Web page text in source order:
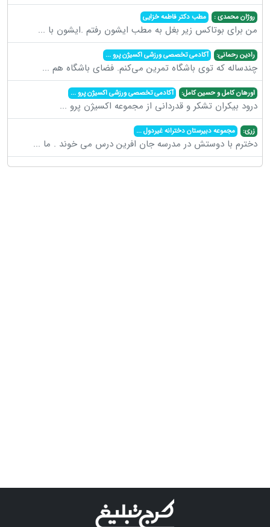
روژان محمدی : مطب دکتر فاطمه خزایی
من برای بوتاکس زیر بغل به مطب ایشون رفتم .ایشون با ...
رادین رحمانی: آکادمی تخصصی ورزشی اکسیژن پرو...
چندساله که توی باشگاه تمرین می‌کنم. فضای باشگاه هم ...
اورهان کامل و حسین کامل: آکادمی تخصصی ورزشی اکسیژن پرو...
درود بیکران تشکر و قدردانی از مجموعه اکسیژن پرو ...
زری: مجموعه دبیرستان دخترانه غیردول...
دخترم با دوستش در مدرسه جان افرین درس می خوند . ما ...